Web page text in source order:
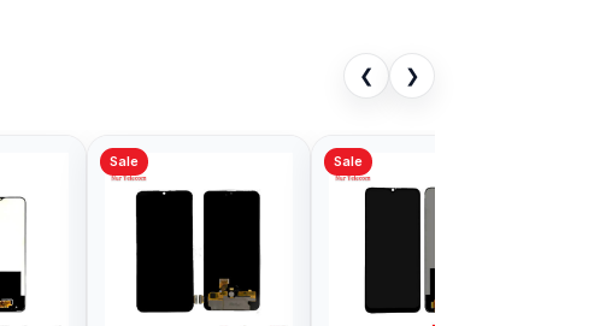
❮ ❯
Realme C15 Display
Price in Bangladesh
৳ 2,499.00
Add to Cart
Original Realme 5 Pro